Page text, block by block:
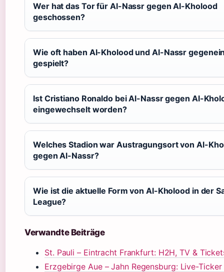
Wer hat das Tor für Al-Nassr gegen Al-Kholood
geschossen?
Wie oft haben Al-Kholood und Al-Nassr
gespielt?
Ist Cristiano Ronaldo bei Al-Nassr gegen Al-
eingewechselt worden?
Welches Stadion war Austragungsort von Al-
gegen Al-Nassr?
Wie ist die aktuelle Form von Al-Kholood in der
League?
Verwandte Beiträge
St. Pauli – Eintracht Frankfurt: H2H, TV &
Erzgebirge Aue – Jahn Regensburg: Live-Ticker